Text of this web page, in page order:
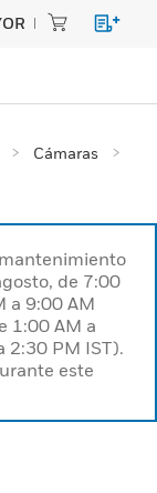
Cámaras
de 7:00
a 9:00 AM
1:00 AM a
2:30 PM IST).
este